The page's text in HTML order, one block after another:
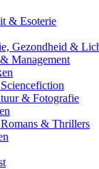
& Esoterie
Gezondheid &
Management
& Fotografie
& Thrillers